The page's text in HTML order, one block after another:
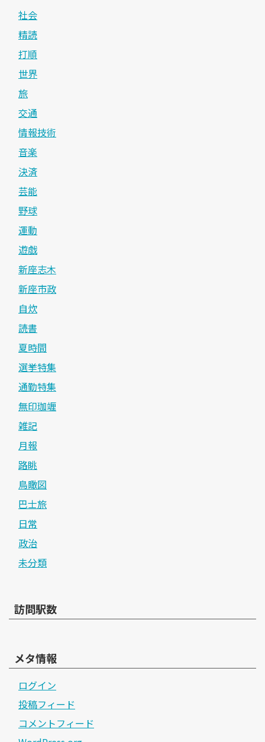
社会
精読
打順
世界
旅
交通
情報技術
音楽
決済
芸能
野球
運動
遊戯
新座志木
新座市政
自炊
読書
夏時間
選挙特集
通勤特集
無印珈竰
雑記
月報
路眺
鳥瞰図
巴士旅
日常
政治
未分類
訪問駅数
メタ情報
ログイン
投稿フィード
コメントフィード